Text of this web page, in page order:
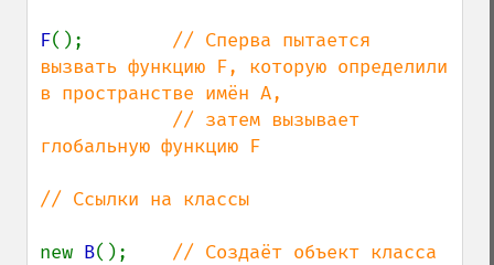
F(); // Сперва пытается
вызвать функцию F, которую определили
в пространстве имён A,
глобальную функцию F
// Ссылки на классы
new B(); // Создаёт объект класса